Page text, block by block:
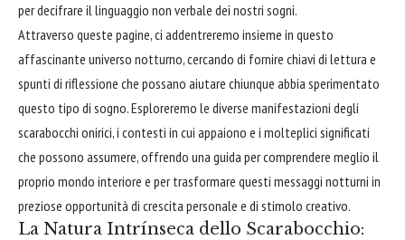
per decifrare il linguaggio non verbale dei nostri sogni.
Attraverso queste pagine, ci addentreremo insieme in questo
affascinante universo notturno, cercando di fornire chiavi di lettura e
spunti di riflessione che possano aiutare chiunque abbia sperimentato
questo tipo di sogno. Esploreremo le diverse manifestazioni degli
scarabocchi onirici, i contesti in cui appaiono e i molteplici significati
che possono assumere, offrendo una guida per comprendere meglio il
proprio mondo interiore e per trasformare questi messaggi notturni in
preziose opportunità di crescita personale e di stimolo creativo.
La Natura Intrínseca dello Scarabocchio: